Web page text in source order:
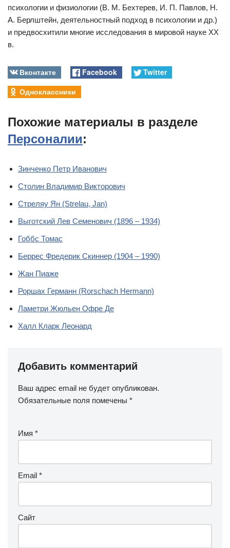
психологии и физиологии (В. М. Бехтерев, И. П. Павлов, Н.
А. Берлштейн, деятельностный подход в психологии и др.)
и предвосхитили многие исследования в мировой науке XX
в.
Вконтакте Facebook
Twitter
Одноклассники
Похожие материалы в разделе
Персоналии:
Зинченко Петр Иванович
Столин Владимир Викторович
Стреляу Ян (Strelau, Jan)
Выготский Лев Семенович (1896 – 1934)
Гоббс Томас
Беррес Фредерик Скиннер (1904 – 1990)
Жан Пиаже
Роршах Германн (Rorschach Hermann)
Ламетри Жюльен Офре Де
Халл Кларк Леонард
Добавить комментарий
Ваш адрес email не будет опубликован.
Обязательные поля помечены *
Имя *
Email *
Сайт